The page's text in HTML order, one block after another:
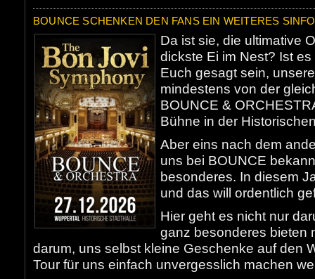
BOUNCE SCHENKEN DEN FANS EIN WEITERES
Da ist sie, die ultimative
dickste Ei im Nest? Ist
Euch gesagt sein,
mindestens von der
BOUNCE &
Bühne in der
Aber eins nach dem
uns bei BOUNCE
besonderes. In diesem
und das will ordentlich
Hier geht es nicht nur
ganz besonderes bieten
darum, uns selbst kleine Geschenke auf den
Tour für uns einfach unvergesslich machen